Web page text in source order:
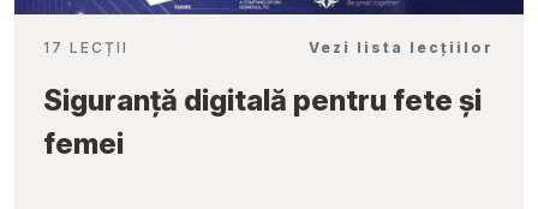
17 LECȚII Vezi lista lecțiilor
Siguranță digitală pentru fete și
femei